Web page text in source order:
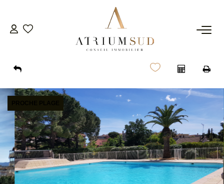
TRANSACTION
GESTION
SYNDIC
ESTIMATION